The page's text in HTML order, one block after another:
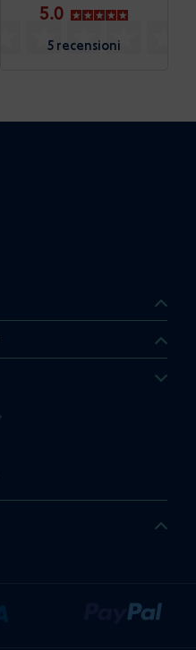
5.0
5 recensioni